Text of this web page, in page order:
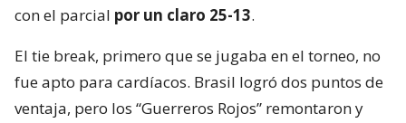
con el parcial por un claro 25-13.
El tie break, primero que se jugaba en el torneo, no
fue apto para cardíacos. Brasil logró dos puntos de
ventaja, pero los “Guerreros Rojos” remontaron y